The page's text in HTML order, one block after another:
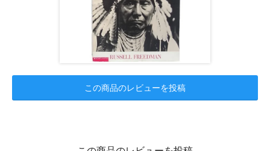
この商品のレビューを投稿